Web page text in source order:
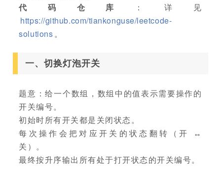
代码仓库
：详见
https://github.com/tiankonguse/leetcode-
solutions。
一、切换灯泡开关
题意：给一个数组，数组中的值表示需要操作的
开关编号。
初始时所有开关都是关闭状态。
每次操作会把对应开关的状态翻转（开 ↔
关）。
最终按升序输出所有处于打开状态的开关编号。